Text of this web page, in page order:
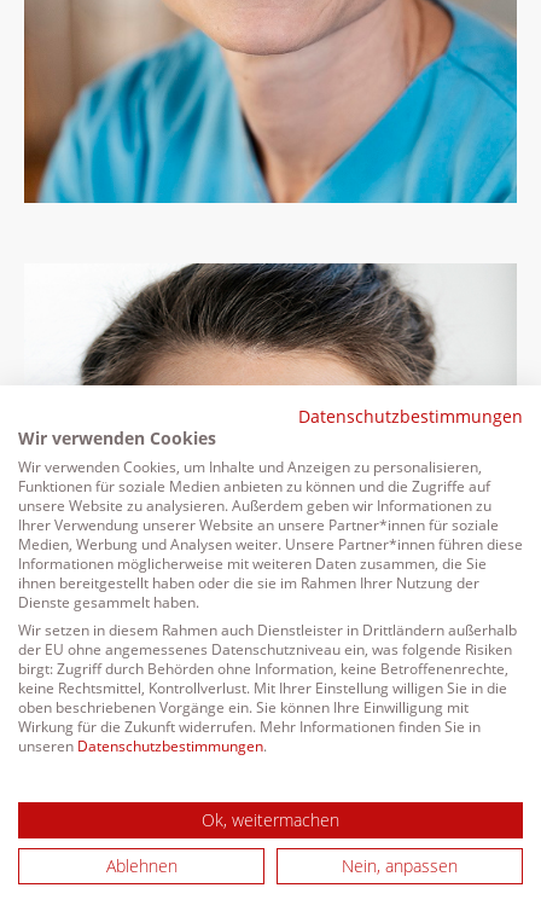
Datenschutzbestimmungen
Wir verwenden Cookies
Wir verwenden Cookies, um Inhalte und Anzeigen zu personalisieren,
Funktionen für soziale Medien anbieten zu können und die Zugriffe auf
unsere Website zu analysieren. Außerdem geben wir Informationen zu
Ihrer Verwendung unserer Website an unsere Partner*innen für soziale
Medien, Werbung und Analysen weiter. Unsere Partner*innen führen diese
Informationen möglicherweise mit weiteren Daten zusammen, die Sie
ihnen bereitgestellt haben oder die sie im Rahmen Ihrer Nutzung der
Dienste gesammelt haben.
Wir setzen in diesem Rahmen auch Dienstleister in Drittländern außerhalb
der EU ohne angemessenes Datenschutzniveau ein, was folgende Risiken
birgt: Zugriff durch Behörden ohne Information, keine Betroffenenrechte,
keine Rechtsmittel, Kontrollverlust. Mit Ihrer Einstellung willigen Sie in die
oben beschriebenen Vorgänge ein. Sie können Ihre Einwilligung mit
Wirkung für die Zukunft widerrufen. Mehr Informationen finden Sie in
unseren Datenschutzbestimmungen.
Ok, weitermachen
Ablehnen
Nein, anpassen